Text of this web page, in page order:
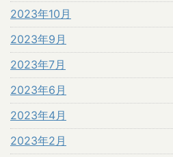
2023年10月
2023年9月
2023年7月
2023年6月
2023年4月
2023年2月